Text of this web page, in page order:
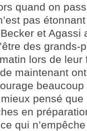
quand on
pas
et Agassi
des grands-
lors de leur
maintenant
pensé que
en
qui